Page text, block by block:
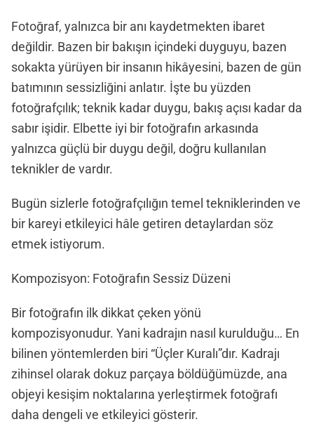
Fotoğraf, yalnızca bir anı kaydetmekten ibaret
değildir. Bazen bir bakışın içindeki duyguyu, bazen
sokakta yürüyen bir insanın hikâyesini, bazen de gün
batımının sessizliğini anlatır. İşte bu yüzden
fotoğrafçılık; teknik kadar duygu, bakış açısı kadar da
sabır işidir. Elbette iyi bir fotoğrafın arkasında
yalnızca güçlü bir duygu değil, doğru kullanılan
teknikler de vardır.
Bugün sizlerle fotoğrafçılığın temel tekniklerinden ve
bir kareyi etkileyici hâle getiren detaylardan söz
etmek istiyorum.
Kompozisyon: Fotoğrafın Sessiz Düzeni
Bir fotoğrafın ilk dikkat çeken yönü
kompozisyonudur. Yani kadrajın nasıl kurulduğu… En
bilinen yöntemlerden biri “Üçler Kuralı”dır. Kadrajı
zihinsel olarak dokuz parçaya böldüğümüzde, ana
objeyi kesişim noktalarına yerleştirmek fotoğrafı
daha dengeli ve etkileyici gösterir.